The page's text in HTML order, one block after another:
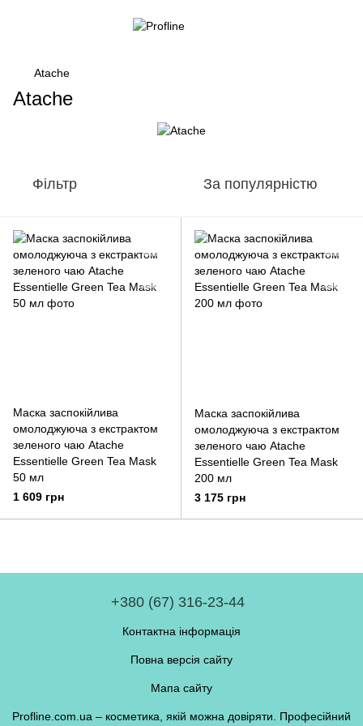
Atache
Atache
Фільтр За популярністю
Маска заспокійлива
омолоджуюча з екстрактом
зеленого чаю Atache
Essentielle Green Tea Mask
50 мл
1 609 грн
Маска заспокійлива
омолоджуюча з екстрактом
зеленого чаю Atache
Essentielle Green Tea Mask
200 мл
3 175 грн
+380 (67) 316-23-44
Контактна інформація
Повна версія сайту
Мапа сайту
Profline.com.ua – косметика, якій можна довіряти. Професійний